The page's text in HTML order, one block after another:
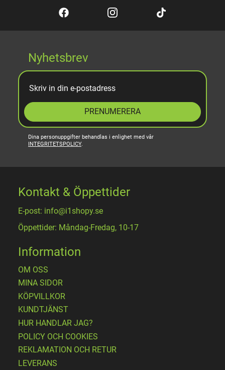
Nyhetsbrev
PRENUMERERA
Dina personuppgifter behandlas i enlighet med vår
INTEGRITETSPOLICY.
Kontakt & Öppettider
E-post: info@i1shopy.se
Öppettider: Måndag-Fredag, 10-17
Information
OM OSS
MINA SIDOR
KÖPVILLKOR
KUNDTJÄNST
HUR HANDLAR JAG?
POLICY OCH COOKIES
REKLAMATION OCH RETUR
LEVERANS